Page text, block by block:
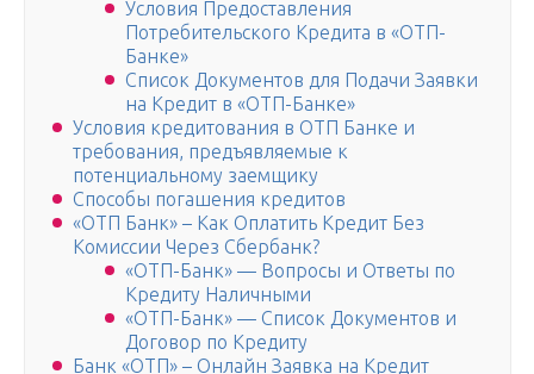
Условия Предоставления
Потребительского Кредита в «ОТП-
Банке»
Список Документов для Подачи Заявки
на Кредит в «ОТП-Банке»
Условия кредитования в ОТП Банке и
требования, предъявляемые к
потенциальному заемщику
Способы погашения кредитов
«ОТП Банк» – Как Оплатить Кредит Без
Комиссии Через Сбербанк?
«ОТП-Банк» — Вопросы и Ответы по
Кредиту Наличными
«ОТП-Банк» — Список Документов и
Договор по Кредиту
Банк «ОТП» – Онлайн Заявка на Кредит